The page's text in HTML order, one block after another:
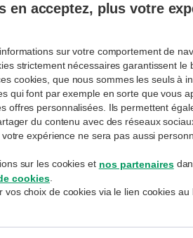
Inscription
Vous n'avez pas encore créé de
MyExperts ou avez oublié votre
Parlez-en à votre conseiller ou
traite vos données personnelles
en acceptez, plus votre
sur votre comportement de
strictement nécessaires garantissent le
cookies, que nous sommes les seuls à
qui font par exemple en sorte que vous
offres personnalisées. Ils permettent
du contenu avec des réseaux
expérience ne sera pas aussi
sur les cookies et nos partenaires
cookies
vos choix de cookies via le lien cookies au